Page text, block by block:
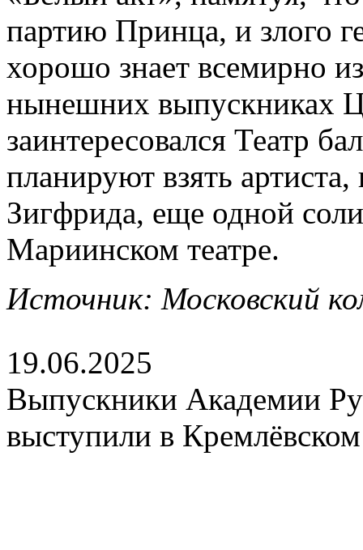
партию Принца, и злого
хорошо знает всемирно
нынешних выпускниках
заинтересовался Театр
планируют взять
Зигфрида, еще одной
Мариинском театре.
Источник: Московский
19.06.2025
Выпускники Академии
выступили в